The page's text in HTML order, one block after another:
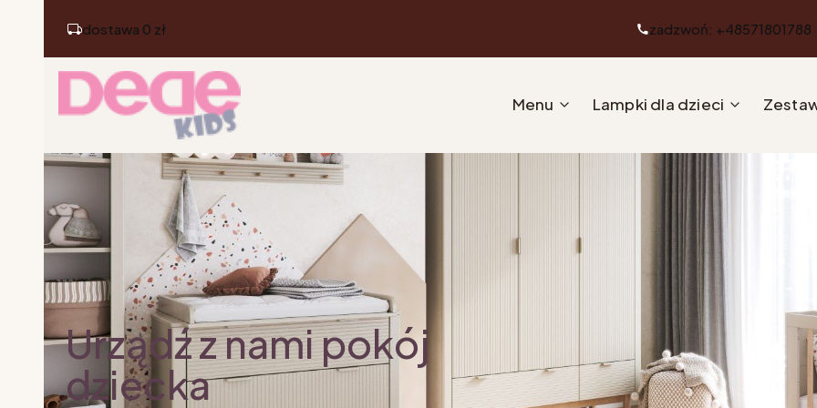
dostawa 0 zł zadzwoń: +48571801788
Menu Lampki dla dzieci
Urządź z nami pokój
dziecka